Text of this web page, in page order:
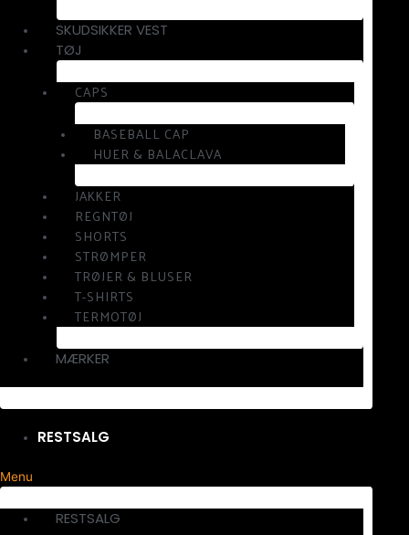
SKUDSIKKER VEST
TØJ
CAPS
BASEBALL CAP
HUER & BALACLAVA
JAKKER
REGNTØJ
SHORTS
STRØMPER
TRØJER & BLUSER
T-SHIRTS
TERMOTØJ
MÆRKER
RESTSALG
Menu
RESTSALG